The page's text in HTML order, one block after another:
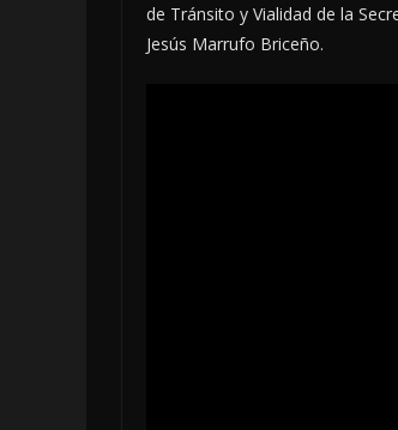
de Tránsito y Vialidad de la
Jesús Marrufo Briceño.